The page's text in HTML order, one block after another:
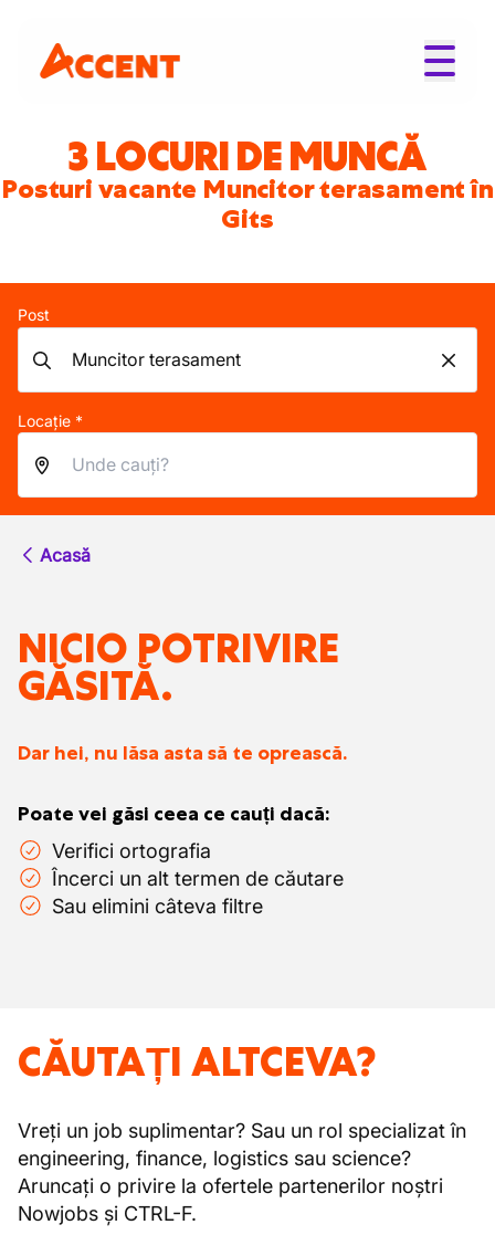
3 LOCURI DE MUNCĂ
Posturi vacante Muncitor terasament în
Gits
Post
Locație *
Acasă
NICIO POTRIVIRE
GĂSITĂ.
Dar hei, nu lăsa asta să te oprească.
Poate vei găsi ceea ce cauți dacă:
Verifici ortografia
Încerci un alt termen de căutare
Sau elimini câteva filtre
CĂUTAȚI ALTCEVA?
Vreți un job suplimentar? Sau un rol specializat în
engineering, finance, logistics sau science?
Aruncați o privire la ofertele partenerilor noștri
Nowjobs și CTRL-F.